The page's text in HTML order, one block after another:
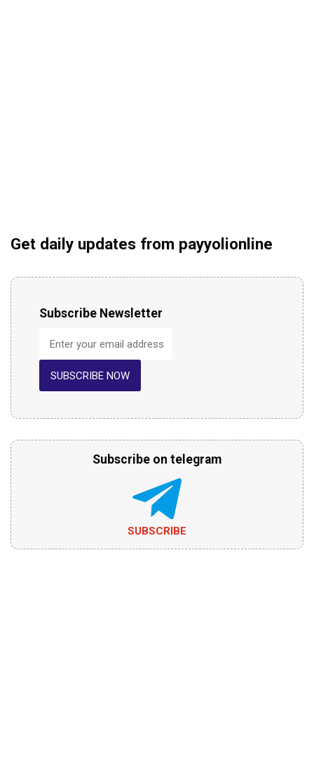
Get daily updates from payyolionline
Subscribe Newsletter
SUBSCRIBE NOW
Subscribe on telegram
SUBSCRIBE